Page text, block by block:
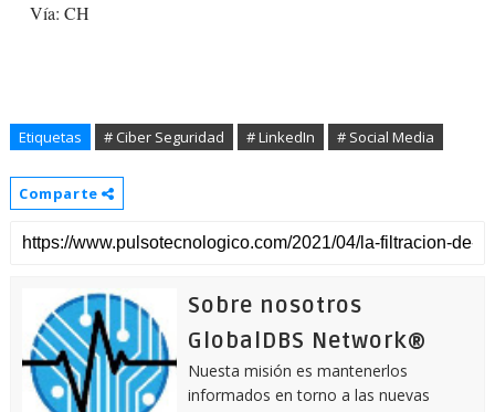
Vía: CH
Etiquetas # Ciber Seguridad # LinkedIn # Social Media
Comparte
Sobre nosotros
GlobalDBS Network®
Nuesta misión es mantenerlos
informados en torno a las nuevas